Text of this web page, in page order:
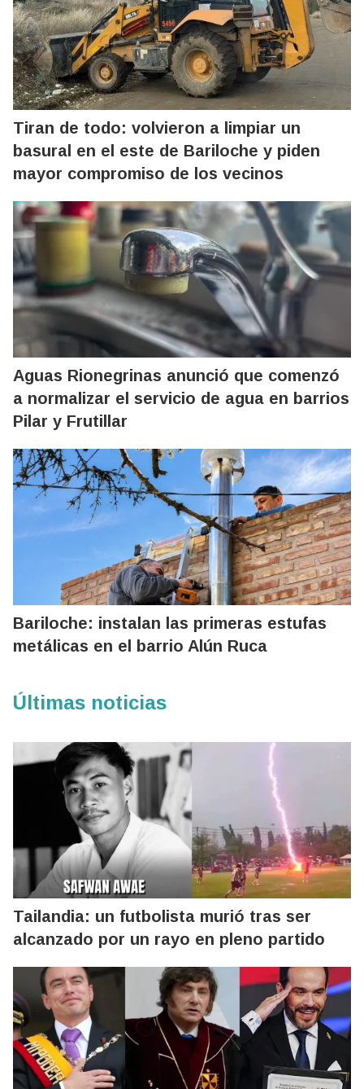
Tiran de todo: volvieron a limpiar un
basural en el este de Bariloche y piden
mayor compromiso de los vecinos
Aguas Rionegrinas anunció que comenzó
a normalizar el servicio de agua en barrios
Pilar y Frutillar
Bariloche: instalan las primeras estufas
metálicas en el barrio Alún Ruca
Últimas noticias
Tailandia: un futbolista murió tras ser
alcanzado por un rayo en pleno partido